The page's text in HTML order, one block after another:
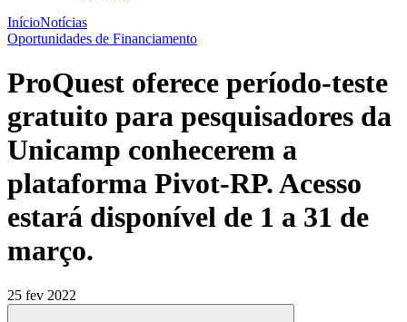
InícioNotícias
Oportunidades de Financiamento
ProQuest oferece período-teste
gratuito para pesquisadores da
Unicamp conhecerem a
plataforma Pivot-RP. Acesso
estará disponível de 1 a 31 de
março.
25 fev 2022